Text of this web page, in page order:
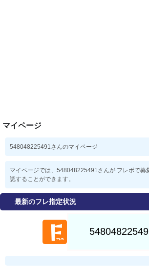
マイページ
548048225491さんのマイページ
マイページでは、548048225491さんが フレボで募
認することができます。
最新のフレ指定状況